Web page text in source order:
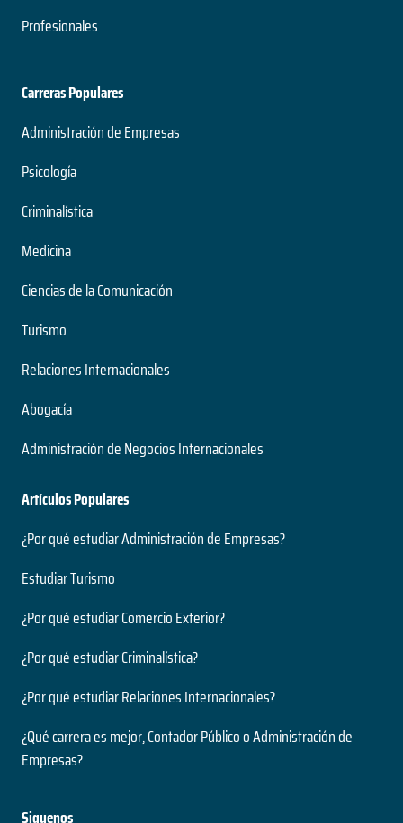
Profesionales
Carreras Populares
Administración de Empresas
Psicología
Criminalística
Medicina
Ciencias de la Comunicación
Turismo
Relaciones Internacionales
Abogacía
Administración de Negocios Internacionales
Artículos Populares
¿Por qué estudiar Administración de Empresas?
Estudiar Turismo
¿Por qué estudiar Comercio Exterior?
¿Por qué estudiar Criminalística?
¿Por qué estudiar Relaciones Internacionales?
¿Qué carrera es mejor, Contador Público o Administración de
Empresas?
Siguenos